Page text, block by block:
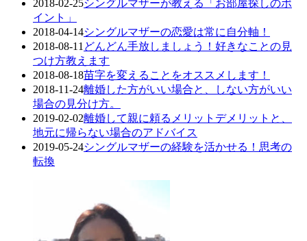
2018-02-25シングルマザーが教える「お部屋探しのポ
イント」
2018-04-14シングルマザーの恋愛は常に自分軸！
2018-08-11 どんどん手放しましょう！好きなことの見
つけ方教えます
2018-08-18苗字を変えることをオススメします！
2018-11-24離婚した方がいい場合と、しない方がいい
場合の見分け方。
2019-02-02離婚して親に頼るメリットデメリットと、
地元に帰らない場合のアドバイス
2019-05-24シングルマザーの経験を活かせる！思考の
転換